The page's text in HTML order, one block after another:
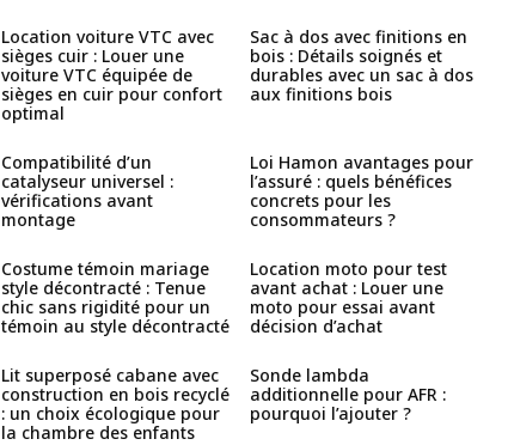
Location voiture VTC avec
sièges cuir : Louer une
voiture VTC équipée de
sièges en cuir pour confort
optimal
Sac à dos avec finitions en
bois : Détails soignés et
durables avec un sac à dos
aux finitions bois
Compatibilité d’un
catalyseur universel :
vérifications avant
montage
Loi Hamon avantages pour
l’assuré : quels bénéfices
concrets pour les
consommateurs ?
Costume témoin mariage
style décontracté : Tenue
chic sans rigidité pour un
témoin au style décontracté
Location moto pour test
avant achat : Louer une
moto pour essai avant
décision d’achat
Lit superposé cabane avec
construction en bois recyclé
: un choix écologique pour
la chambre des enfants
Sonde lambda
additionnelle pour AFR :
pourquoi l’ajouter ?